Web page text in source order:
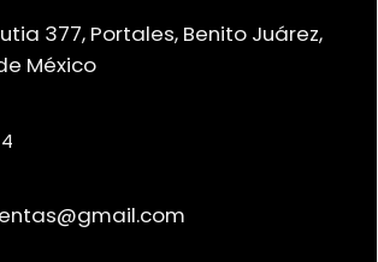
377, Portales, Benito Juárez,
México